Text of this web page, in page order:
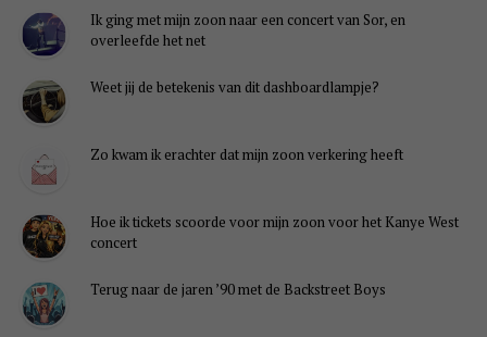
Ik ging met mijn zoon naar een concert van Sor, en
overleefde het net
Weet jij de betekenis van dit dashboardlampje?
Zo kwam ik erachter dat mijn zoon verkering heeft
Hoe ik tickets scoorde voor mijn zoon voor het Kanye West
concert
Terug naar de jaren ’90 met de Backstreet Boys